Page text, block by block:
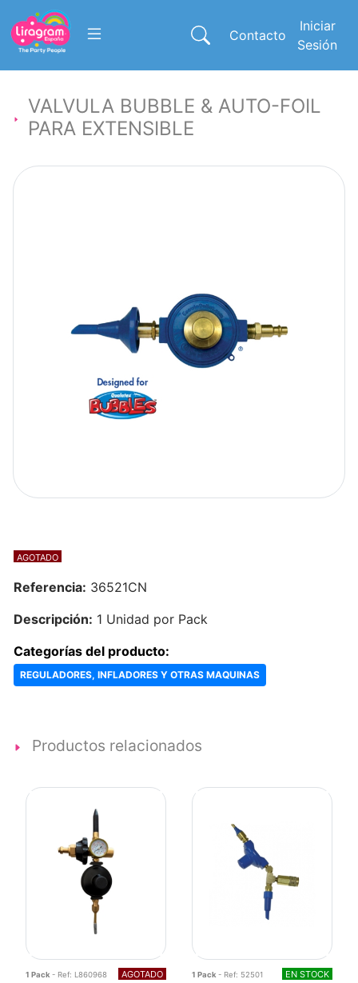
Contacto
Iniciar
Sesión
VALVULA BUBBLE & AUTO-FOIL
PARA EXTENSIBLE
AGOTADO
Referencia: 36521CN
Descripción: 1 Unidad por Pack
Categorías del producto:
REGULADORES, INFLADORES Y OTRAS MAQUINAS
Productos relacionados
1 Pack - Ref: L860968 AGOTADO 1 Pack - Ref: 52501 EN STOCK